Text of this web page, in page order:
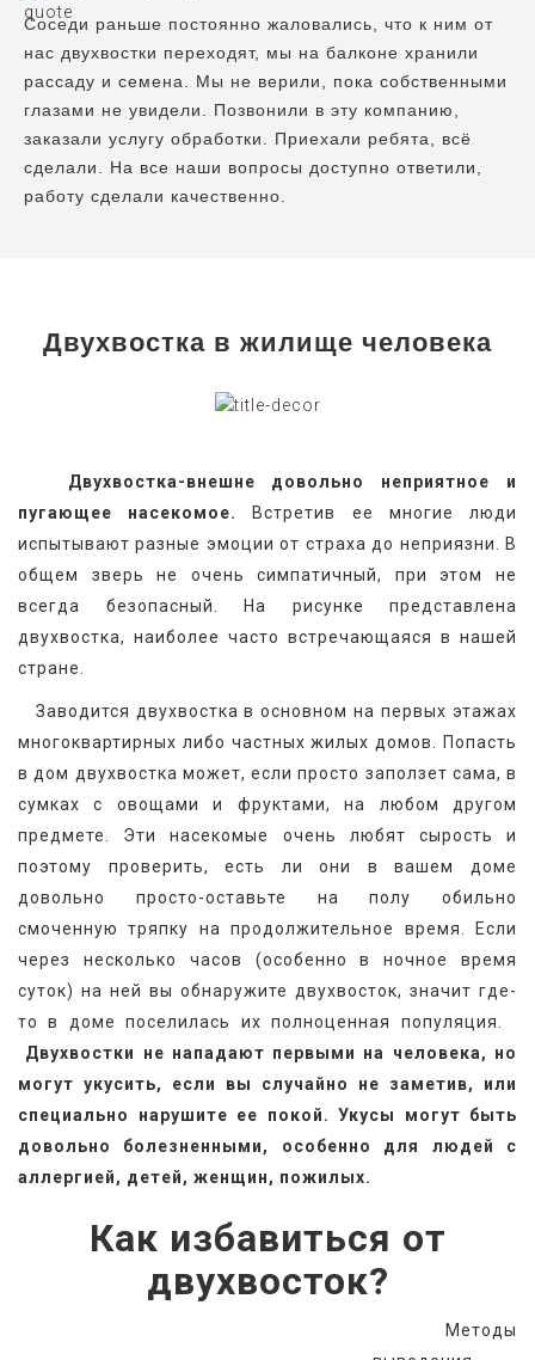
Соседи раньше постоянно жаловались, что к ним от
нас двухвостки переходят, мы на балконе хранили
рассаду и семена. Мы не верили, пока собственными
глазами не увидели. Позвонили в эту компанию,
заказали услугу обработки. Приехали ребята, всё
сделали. На все наши вопросы доступно ответили,
работу сделали качественно.
Двухвостка в жилище человека
Двухвостка-внешне довольно неприятное и
пугающее насекомое.
Встретив ее многие люди
испытывают разные эмоции от страха до неприязни. В
общем зверь не очень симпатичный, при этом не
всегда безопасный. На рисунке представлена
двухвостка, наиболее часто встречающаяся в нашей
стране.
Заводится двухвостка в основном на первых этажах
многоквартирных либо частных жилых домов. Попасть
в дом двухвостка может, если просто заползет сама, в
сумках с овощами и фруктами, на любом другом
предмете. Эти насекомые очень любят сырость и
поэтому проверить, есть ли они в вашем доме
довольно просто-оставьте на полу обильно
смоченную тряпку на продолжительное время. Если
через несколько часов (особенно в ночное время
суток) на ней вы обнаружите двухвосток, значит где-
то в доме поселилась их полноценная популяция.
Двухвостки не нападают первыми на человека, но
могут укусить, если вы случайно не заметив, или
специально нарушите ее покой. Укусы могут быть
довольно болезненными, особенно для людей с
аллергией, детей, женщин, пожилых.
Как избавиться от
двухвосток?
Методы